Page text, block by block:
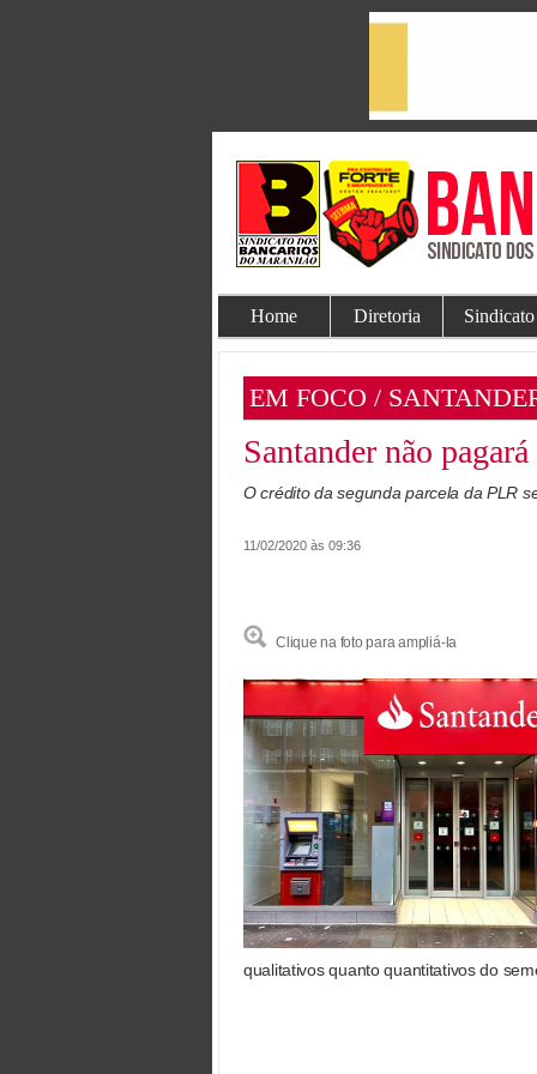
Home Diretoria Sindicato
EM FOCO /
Santander não
O crédito da segunda parcela da PLR
11/02/2020 às 09:36
Clique na foto para ampliá-la
qualitativos quanto quantitativos do